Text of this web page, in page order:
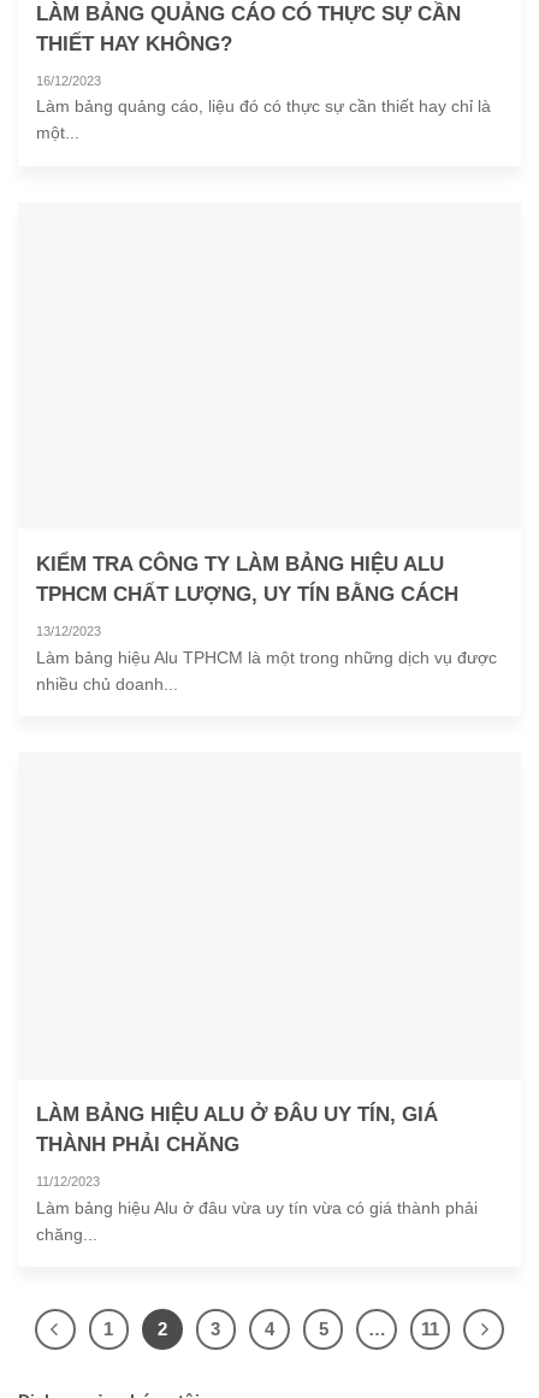
LÀM BẢNG QUẢNG CÁO CÓ THỰC SỰ CẦN
THIẾT HAY KHÔNG?
16/12/2023
Làm bảng quảng cáo, liệu đó có thực sự cần thiết hay chỉ là
một...
KIỂM TRA CÔNG TY LÀM BẢNG HIỆU ALU
TPHCM CHẤT LƯỢNG, UY TÍN BẰNG CÁCH
NÀO?
13/12/2023
Làm bảng hiệu Alu TPHCM là một trong những dịch vụ được
nhiều chủ doanh...
LÀM BẢNG HIỆU ALU Ở ĐÂU UY TÍN, GIÁ
THÀNH PHẢI CHĂNG
11/12/2023
Làm bảng hiệu Alu ở đâu vừa uy tín vừa có giá thành phải
chăng...
1 2 3 4 5 … 11